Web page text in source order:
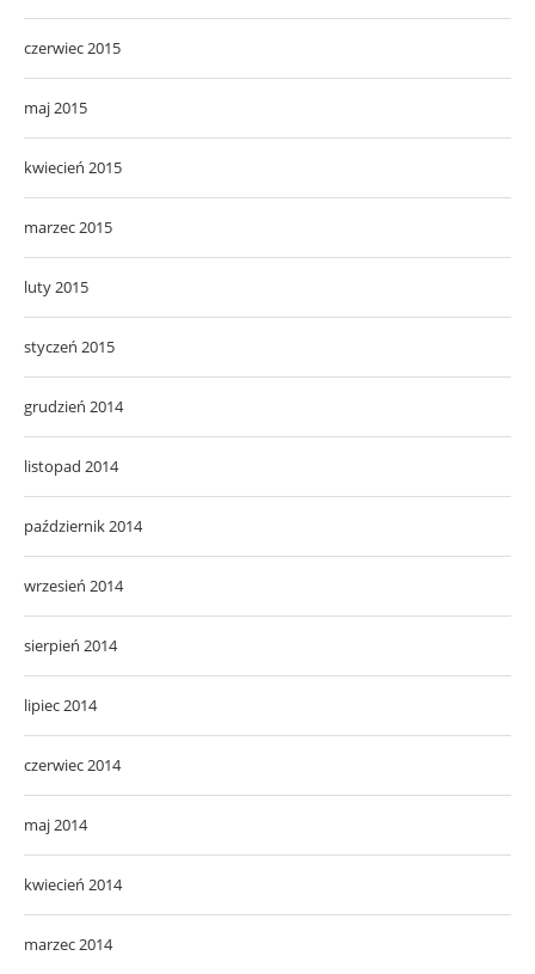
czerwiec 2015
maj 2015
kwiecień 2015
marzec 2015
luty 2015
styczeń 2015
grudzień 2014
listopad 2014
październik 2014
wrzesień 2014
sierpień 2014
lipiec 2014
czerwiec 2014
maj 2014
kwiecień 2014
marzec 2014